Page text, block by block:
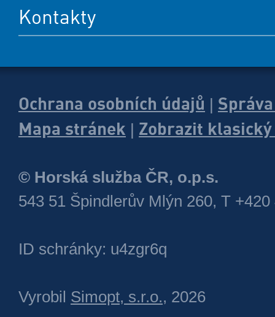
Kontakty
Ochrana osobních údajů
Mapa stránek
Zobrazit
© Horská služba ČR, o.p.s.
543 51 Špindlerův Mlýn 260, T +420
ID schránky: u4zgr6q
Vyrobil Simopt, s.r.o., 2026